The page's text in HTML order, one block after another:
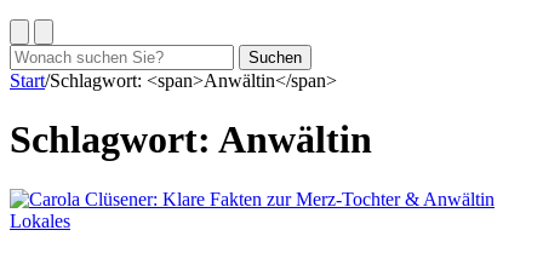
Suchen
nach:
Suchen
Start/Schlagwort: <span>Anwältin</span>
Schlagwort: Anwältin
Lokales